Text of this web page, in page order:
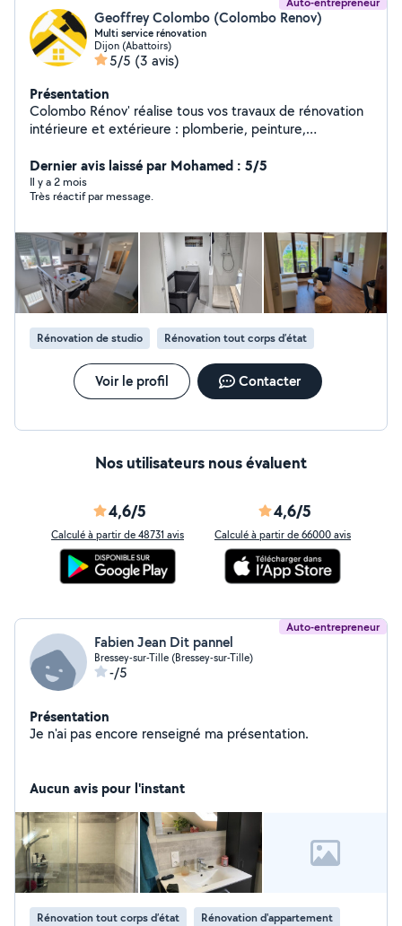
Geoffrey Colombo (Colombo Renov)
Multi service rénovation
Dijon (Abattoirs)
5/5 (3 avis)
Présentation
Colombo Rénov' réalise tous vos travaux de rénovation
intérieure et extérieure : plomberie, peinture,
solutions sur mesure. Contactez - nous pour un devis
gratuit.
Dernier avis laissé par Mohamed : 5/5
Il y a 2 mois
Très réactif par message.
Rénovation de studio Rénovation tout corps d’état
Voir le profil Contacter
Nos utilisateurs nous évaluent
4,6/5
Calculé à partir de 48731 avis
4,6/5
Calculé à partir de 66000 avis
Auto-entrepreneur
Fabien Jean Dit pannel
Bressey-sur-Tille (Bressey-sur-Tille)
-/5
Présentation
Je n'ai pas encore renseigné ma présentation.
Aucun avis pour l'instant
Rénovation tout corps d’état Rénovation d'appartement